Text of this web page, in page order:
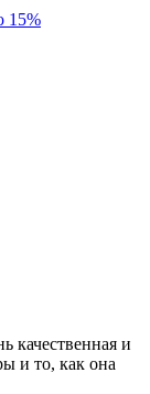
15%
качественная и
и то, как она